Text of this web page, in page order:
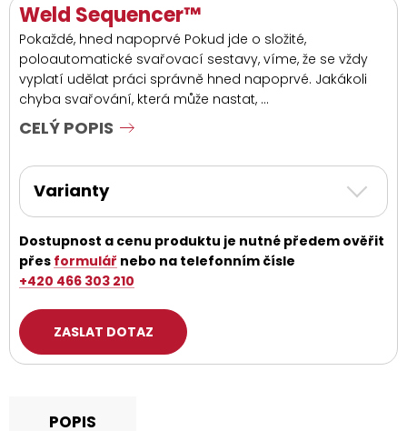
Weld Sequencer™
Pokaždé, hned napoprvé Pokud jde o složité,
poloautomatické svařovací sestavy, víme, že se vždy
vyplatí udělat práci správně hned napoprvé. Jakákoli
chyba svařování, která může nastat, ...
CELÝ POPIS
Varianty
Dostupnost a cenu produktu je nutné předem ověřit
přes formulář nebo na telefonním čísle
+420 466 303 210
ZASLAT DOTAZ
POPIS